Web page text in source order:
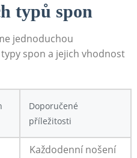
typů spon
jednoduchou
spon a jejich vhodnost
Doporučené
příležitosti
Každodenní nošení